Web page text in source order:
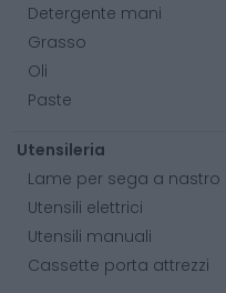
Detergente mani
Grasso
Oli
Paste
Utensileria
Lame per sega a nastro
Utensili elettrici
Utensili manuali
Cassette porta attrezzi